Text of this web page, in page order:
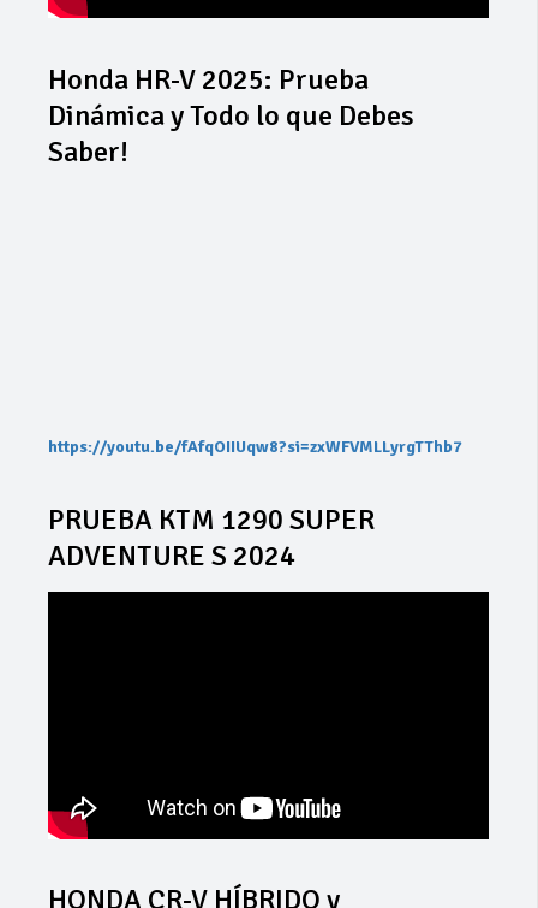
Honda HR-V 2025: Prueba
Dinámica y Todo lo que Debes
Saber!
https://youtu.be/fAfqOIIUqw8?si=zxWFVMLLyrgTThb7
PRUEBA KTM 1290 SUPER
ADVENTURE S 2024
HONDA CR-V HÍBRIDO y